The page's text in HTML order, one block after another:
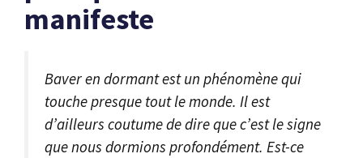
manifeste
Baver en dormant est un phénomène qui
touche presque tout le monde. Il est
d’ailleurs coutume de dire que c’est le signe
que nous dormions profondément. Est-ce